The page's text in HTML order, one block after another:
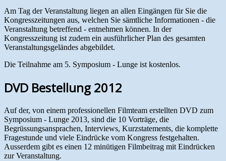
Am Tag der Veranstaltung liegen an allen Eingängen für Sie die
Kongresszeitungen aus, welchen Sie sämtliche Informationen - die
Veranstaltung betreffend - entnehmen können. In der
Kongresszeitung ist zudem ein ausführlicher Plan des gesamten
Veranstaltungsgeländes abgebildet.
Die Teilnahme am 5. Symposium - Lunge ist kostenlos.
DVD Bestellung 2012
Auf der, von einem professionellen Filmteam erstellten DVD zum
Symposium - Lunge 2013, sind die 10 Vorträge, die
Begrüssungsansprachen, Interviews, Kurzstatements, die komplette
Fragestunde und viele Eindrücke vom Kongress festgehalten.
Ausserdem gibt es einen 12 minütigen Filmbeitrag mit Eindrücken
zur Veranstaltung.